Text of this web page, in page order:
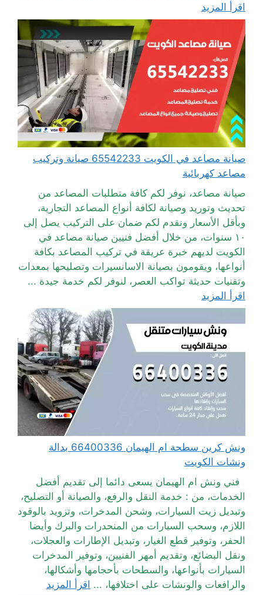
اقرأ المزيد
صيانة مصاعد في الكويت 65542233 صيانة وتركيب
مصاعد كهربائية
صيانة مصاعد، نوفر لكم كافة متطلبات المصاعد من
تحديث وتوريد وصيانة لكافة أنواع المصاعد التجارية،
وبأقل الأسعار ونقدم لكم ضمان على التركيب يصل إلى
١٠ سنوات، من خلال أفضل فنيين صيانة مصاعد في
الكويت لديهم خبرة عريقة في تركيب المصاعد بكافة
أنواعها، ويقومون بصيانة الاسانسيرات وتصليحها بمعدات
وتقنيات حديثة تواكب العصر، لنوفر لكم خدمة جيدة ...
اقرأ المزيد
ونش كرين سطحة ام الهيمان 66400336 بدالة
ونشات الكويت
فني ونش ام الهيمان يسعى دائما إلى تقديم أفضل
الخدمات، من : خدمة النقل والرفع، والصيانة أو التصليح،
وتبديل زيت السيارات، وشحن المدخرات، وتزويد بالوقود
اللازم، وسحب السيارات من المنحدرات والبرك وأيضا
الحفر، وتوفير قطع الغيار، وتبديل الإطارات والعجلات،
ونقل البضائع، وتقديم أمهر الفنيين، وتوفير المدخرات
السيارات بأنواعها، والسطحات بأحجامها وأشكالها،
والرافعات والونشات على اختلافها، ... اقرأ المزيد